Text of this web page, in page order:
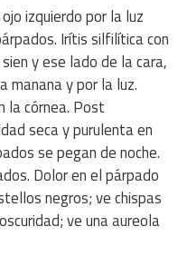
izquierdo por la luz
Irítis silfilítica con
y ese lado de la cara,
manana y por la luz.
la córnea. Post
seca y purulenta en
se pegan de noche.
Dolor en el párpado
negros; ve chispas
ve una aureola